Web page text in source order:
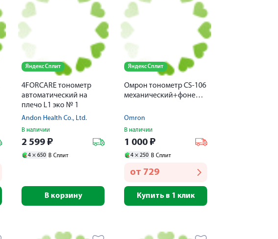
Яндекс Сплит
4FORCARE тонометр
автоматический на
плечо L1 эко № 1
Andon Health Co., Ltd.
В наличии
2 599 ₽
4 × 650 В Сплит
В корзину
Яндекс Сплит
Омрон тонометр СS-106
механический+фонендоскоп
Omron
В наличии
1 000 ₽
4 × 250 В Сплит
от 729
Купить в 1 клик